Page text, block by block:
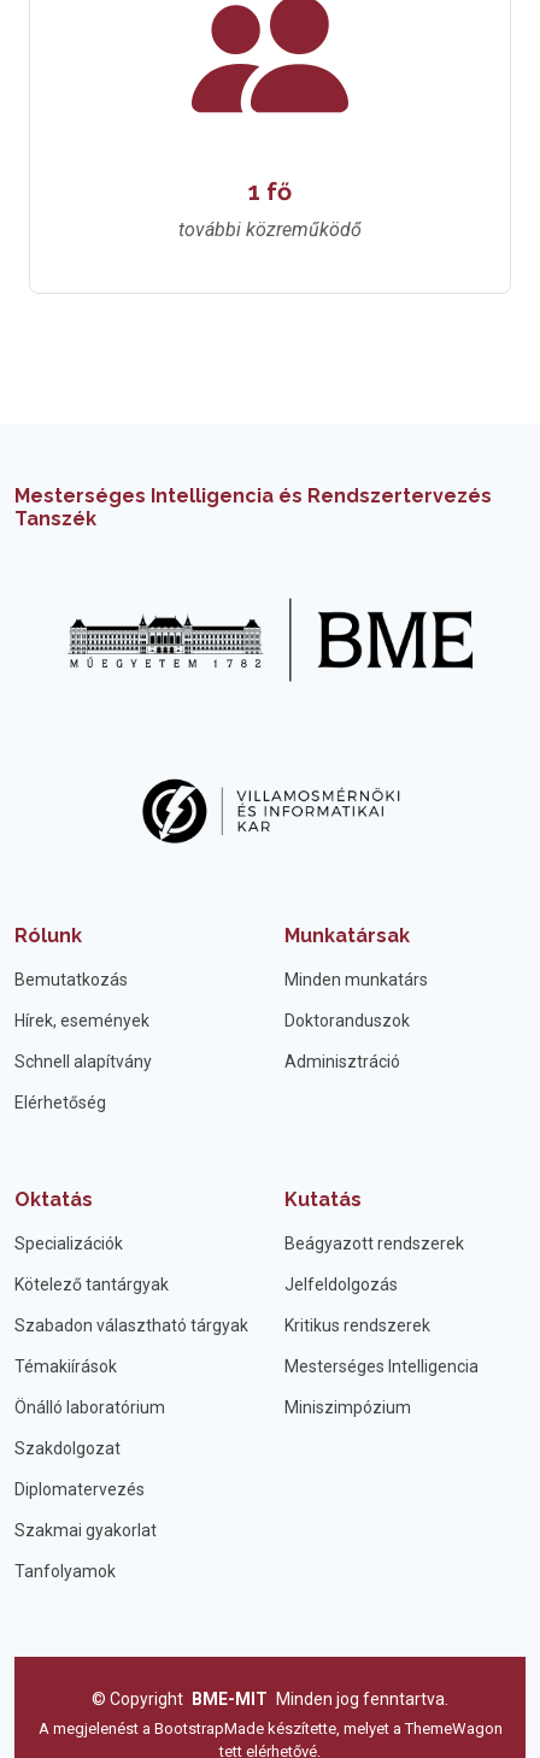
1 fő
további közreműködő
Mesterséges Intelligencia és Rendszertervezés
Tanszék
Rólunk
Bemutatkozás
Hírek, események
Schnell alapítvány
Elérhetőség
Munkatársak
Minden munkatárs
Doktoranduszok
Adminisztráció
Oktatás
Specializációk
Kötelező tantárgyak
Szabadon választható tárgyak
Témakiírások
Önálló laboratórium
Szakdolgozat
Diplomatervezés
Szakmai gyakorlat
Tanfolyamok
Kutatás
Beágyazott rendszerek
Jelfeldolgozás
Kritikus rendszerek
Mesterséges Intelligencia
Miniszimpózium
© Copyright BME-MIT Minden jog fenntartva.
A megjelenést a BootstrapMadekészítette, melyet aThemeWagon
tett elérhetővé.